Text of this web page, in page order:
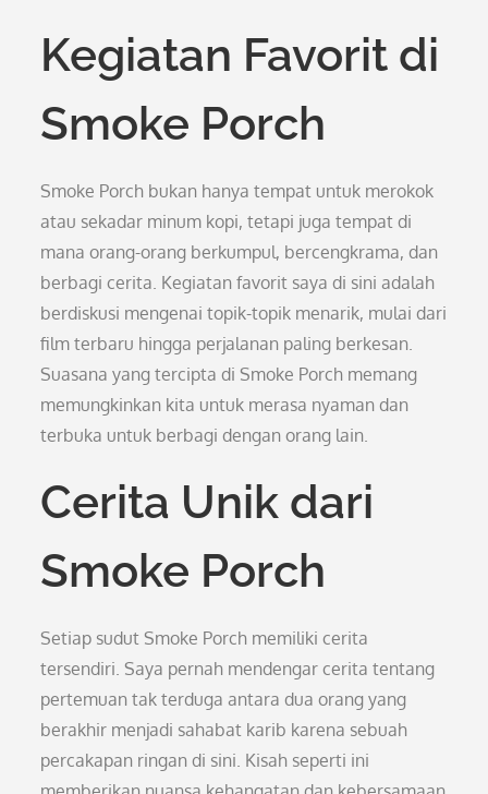
Kegiatan Favorit di
Smoke Porch
Smoke Porch bukan hanya tempat untuk merokok
atau sekadar minum kopi, tetapi juga tempat di
mana orang-orang berkumpul, bercengkrama, dan
berbagi cerita. Kegiatan favorit saya di sini adalah
berdiskusi mengenai topik-topik menarik, mulai dari
film terbaru hingga perjalanan paling berkesan.
Suasana yang tercipta di Smoke Porch memang
memungkinkan kita untuk merasa nyaman dan
terbuka untuk berbagi dengan orang lain.
Cerita Unik dari
Smoke Porch
Setiap sudut Smoke Porch memiliki cerita
tersendiri. Saya pernah mendengar cerita tentang
pertemuan tak terduga antara dua orang yang
berakhir menjadi sahabat karib karena sebuah
percakapan ringan di sini. Kisah seperti ini